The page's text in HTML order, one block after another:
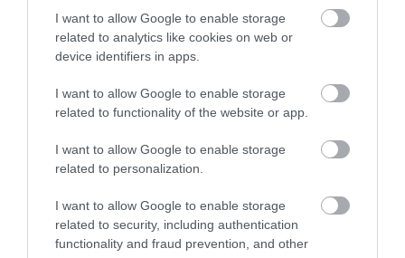
I want to allow Google to enable storage
related to analytics like cookies on web or
device identifiers in apps.
I want to allow Google to enable storage
related to functionality of the website or app.
I want to allow Google to enable storage
related to personalization.
I want to allow Google to enable storage
related to security, including authentication
functionality and fraud prevention, and other
a szállások, éttermek és szolgáltatások díjai egyre
kevésbé a mindennapokról, sokkal inkább a
túlélésről szólnak.
Figyelmedbe ajánljuk!
legmagasabban fekvő szálláshelye,
ahová csak a legkitartóbbak jutnak el
Európa 10 legkevésbé látogatott országa